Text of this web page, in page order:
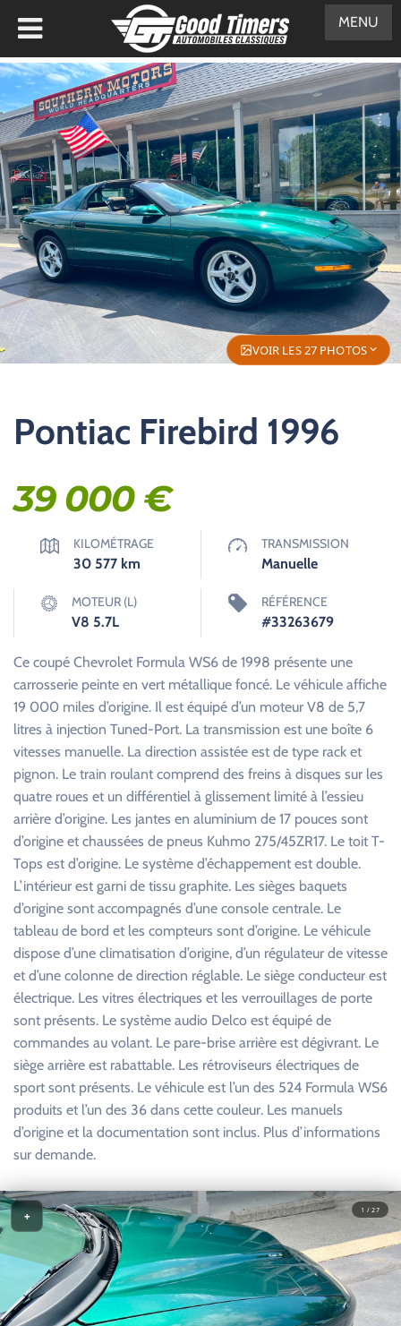
VOIR LES 27 PHOTOS
Pontiac Firebird 1996
39 000€
KILOMÉTRAGE
30 577 km
TRANSMISSION
Manuelle
MOTEUR (L)
V8 5.7L
RÉFÉRENCE
#33263679
Ce coupé Chevrolet Formula WS6 de 1998 présente une
carrosserie peinte en vert métallique foncé. Le véhicule affiche
19 000 miles d’origine. Il est équipé d’un moteur V8 de 5,7
litres à injection Tuned-Port. La transmission est une boîte 6
vitesses manuelle. La direction assistée est de type rack et
pignon. Le train roulant comprend des freins à disques sur les
quatre roues et un différentiel à glissement limité à l’essieu
arrière d’origine. Les jantes en aluminium de 17 pouces sont
d’origine et chaussées de pneus Kuhmo 275/45ZR17. Le toit T-
Tops est d’origine. Le système d’échappement est double.
L’intérieur est garni de tissu graphite. Les sièges baquets
d’origine sont accompagnés d’une console centrale. Le
tableau de bord et les compteurs sont d’origine. Le véhicule
dispose d’une climatisation d’origine, d’un régulateur de vitesse
et d’une colonne de direction réglable. Le siège conducteur est
électrique. Les vitres électriques et les verrouillages de porte
sont présents. Le système audio Delco est équipé de
commandes au volant. Le pare-brise arrière est dégivrant. Le
siège arrière est rabattable. Les rétroviseurs électriques de
sport sont présents. Le véhicule est l’un des 524 Formula WS6
produits et l’un des 36 dans cette couleur. Les manuels
d’origine et la documentation sont inclus. Plus d’informations
sur demande.
1 / 27
+
MENU